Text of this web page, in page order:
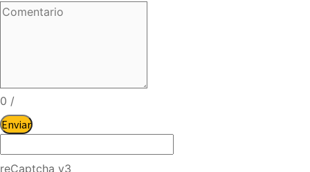
0 /
Enviar
reCaptcha v3